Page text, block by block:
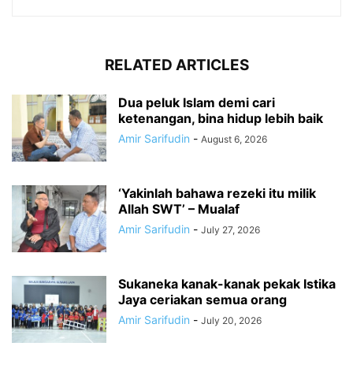
RELATED ARTICLES
Dua peluk Islam demi cari
ketenangan, bina hidup lebih baik
Amir Sarifudin - August 6, 2026
‘Yakinlah bahawa rezeki itu milik
Allah SWT’ – Mualaf
Amir Sarifudin - July 27, 2026
Sukaneka kanak-kanak pekak Istika
Jaya ceriakan semua orang
Amir Sarifudin - July 20, 2026